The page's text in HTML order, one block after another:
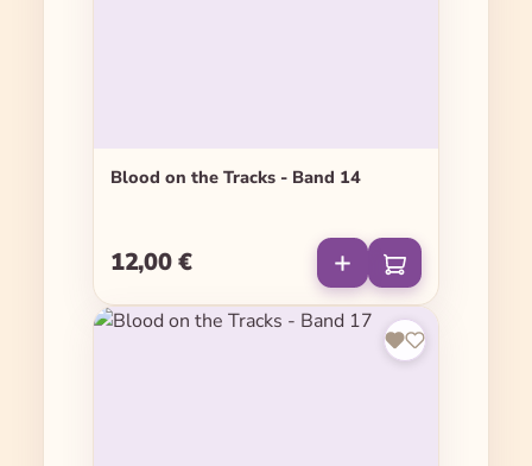
Blood on the Tracks - Band 14
Regulärer Preis:
12,00 €